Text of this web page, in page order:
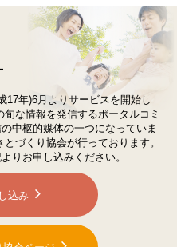
17年)6月よりサービスを開始し
旬な情報を発信するポータルコミ
中枢的媒体の一つになっていま
づくり協会が行っております。
りお申し込みください。
込み